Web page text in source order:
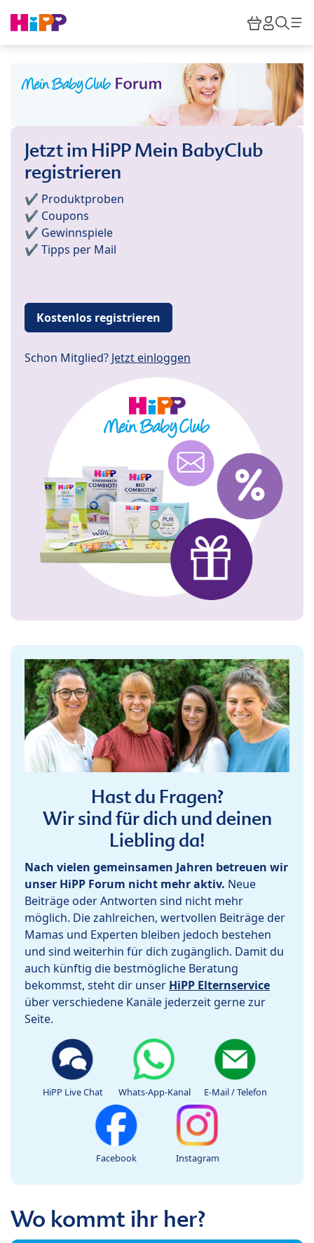
HiPP
Jetzt im HiPP Mein BabyClub
registrieren
✔️ Produktproben
✔️ Coupons
✔️ Gewinnspiele
✔️ Tipps per Mail
Kostenlos registrieren
Schon Mitglied? Jetzt einloggen
Hast du Fragen?
Wir sind für dich und deinen
Liebling da!
Nach vielen gemeinsamen Jahren betreuen wir
unser HiPP Forum nicht mehr aktiv. Neue
Beiträge oder Antworten sind nicht mehr
möglich. Die zahlreichen, wertvollen Beiträge der
Mamas und Experten bleiben jedoch bestehen
und sind weiterhin für dich zugänglich. Damit du
auch künftig die bestmögliche Beratung
bekommst, steht dir unser HiPP Elternservice
über verschiedene Kanäle jederzeit gerne zur
Seite.
HiPP Live Chat Whats-App-Kanal E-Mail / Telefon
Facebook Instagram
Wo kommt ihr her?